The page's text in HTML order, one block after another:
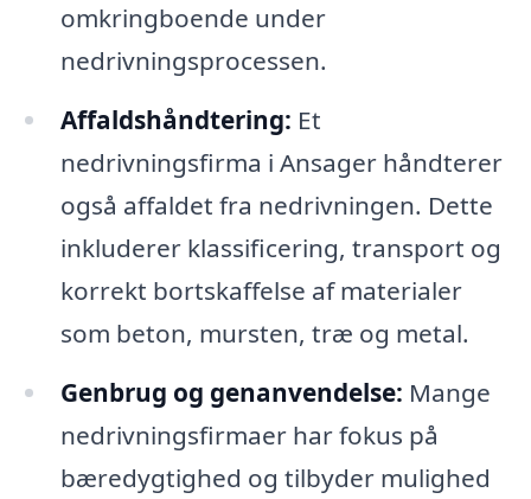
omkringboende under
nedrivningsprocessen.
Affaldshåndtering: Et
nedrivningsfirma i Ansager håndterer
også affaldet fra nedrivningen. Dette
inkluderer klassificering, transport og
korrekt bortskaffelse af materialer
som beton, mursten, træ og metal.
Genbrug og genanvendelse: Mange
nedrivningsfirmaer har fokus på
bæredygtighed og tilbyder mulighed